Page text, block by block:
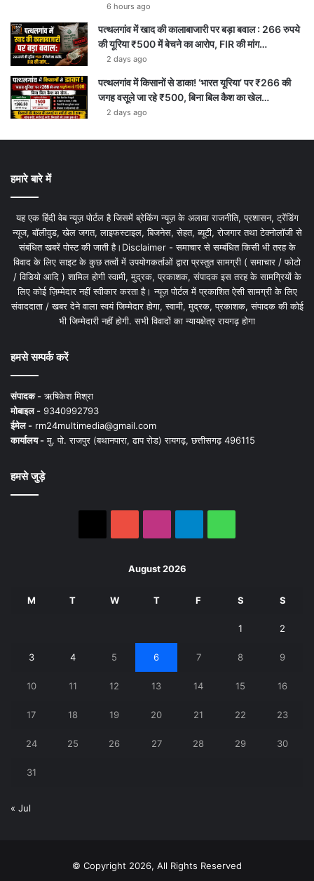
6 hours ago
पत्थलगांव में खाद की कालाबाजारी पर बड़ा बवाल : 266 रुपये
की यूरिया ₹500 में बेचने का आरोप, FIR की मांग…
2 days ago
पत्थलगांव में किसानों से डाका! ‘भारत यूरिया’ पर ₹266 की
जगह वसूले जा रहे ₹500, बिना बिल कैश का खेल…
2 days ago
हमारे बारे में
यह एक हिंदी वेब न्यूज़ पोर्टल है जिसमें ब्रेकिंग न्यूज़ के अलावा राजनीति, प्रशासन, ट्रेंडिंग
न्यूज, बॉलीवुड, खेल जगत, लाइफस्टाइल, बिजनेस, सेहत, ब्यूटी, रोजगार तथा टेक्नोलॉजी से
संबंधित खबरें पोस्ट की जाती है।Disclaimer - समाचार से सम्बंधित किसी भी तरह के
विवाद के लिए साइट के कुछ तत्वों में उपयोगकर्ताओं द्वारा प्रस्तुत सामग्री ( समाचार / फोटो
/ विडियो आदि ) शामिल होगी स्वामी, मुद्रक, प्रकाशक, संपादक इस तरह के सामग्रियों के
लिए कोई ज़िम्मेदार नहीं स्वीकार करता है। न्यूज़ पोर्टल में प्रकाशित ऐसी सामग्री के लिए
संवाददाता / खबर देने वाला स्वयं जिम्मेदार होगा, स्वामी, मुद्रक, प्रकाशक, संपादक की कोई
भी जिम्मेदारी नहीं होगी. सभी विवादों का न्यायक्षेत्र रायगढ़ होगा
हमसे सम्पर्क करें
संपादक -ऋषिकेश मिश्रा
मोबाइल - 9340992793
ईमेल - rm24multimedia@gmail.com
कार्यालय -मु. पो. राजपुर (बथानपारा, ढाप रोड) रायगढ़, छत्तीसगढ़ 496115
हमसे जुड़े
August 2026
M T W T F S S
1 2
3 4 5 6 7 8 9
10 11 12 13 14 15 16
17 18 19 20 21 22 23
24 25 26 27 28 29 30
31
« Jul
© Copyright 2026, All Rights Reserved